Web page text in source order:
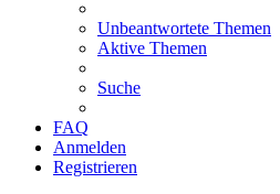
Unbeantwortete Themen
Aktive Themen
Suche
FAQ
Anmelden
Registrieren